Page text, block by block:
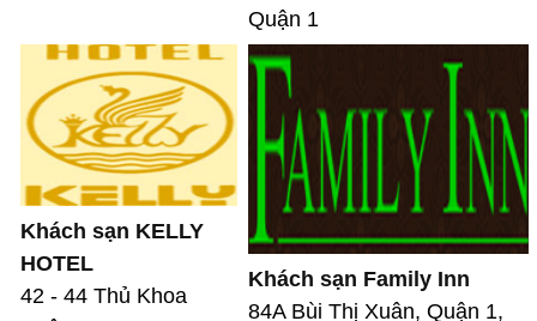
Quận 1
Khách sạn KELLY
HOTEL
42 - 44 Thủ Khoa
Khách sạn Family Inn
84A Bùi Thị Xuân, Quận 1,